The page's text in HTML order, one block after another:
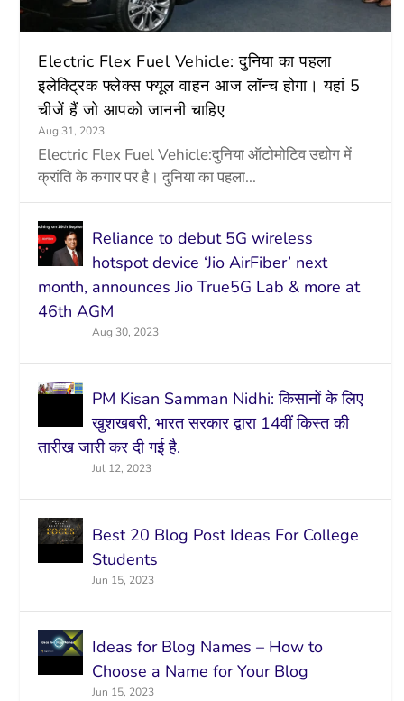
Electric Flex Fuel Vehicle: दुनिया का पहला
इलेक्ट्रिक फ्लेक्स फ्यूल वाहन आज लॉन्च होगा। यहां 5
चीजें हैं जो आपको जाननी चाहिए
Aug 31, 2023
Electric Flex Fuel Vehicle:दुनिया ऑटोमोटिव उद्योग में
क्रांति के कगार पर है। दुनिया का पहला...
Reliance to debut 5G wireless
hotspot device ‘Jio AirFiber’ next
month, announces Jio True5G Lab & more at
46th AGM
Aug 30, 2023
PM Kisan Samman Nidhi: किसानों के लिए
खुशखबरी, भारत सरकार द्वारा 14वीं किस्त की
तारीख जारी कर दी गई है.
Jul 12, 2023
Best 20 Blog Post Ideas For College
Students
Jun 15, 2023
Ideas for Blog Names – How to
Choose a Name for Your Blog
Jun 15, 2023